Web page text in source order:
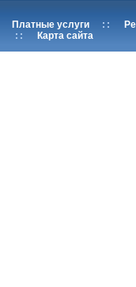
Платные услуги ::
::
Карта сайта